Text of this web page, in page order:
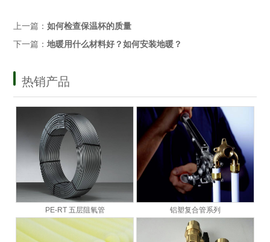
上一篇：如何检查保温杯的质量
下一篇：地暖用什么材料好？如何安装地暖？
热销产品
PE-RT 五层阻氧管 铝塑复合管系列